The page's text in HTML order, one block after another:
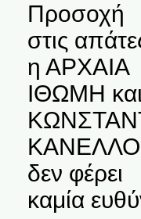
Προσοχή
στις
η ΑΡΧΑΙΑ
ΙΘΩΜΗ
δεν φέρει
καμία